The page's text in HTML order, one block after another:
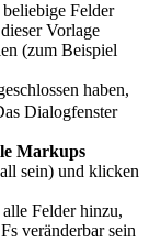
beliebige Felder
Vorlage
(zum Beispiel
haben,
Dialogfenster
Markups
sein) und klicken
alle Felder hinzu,
veränderbar sein